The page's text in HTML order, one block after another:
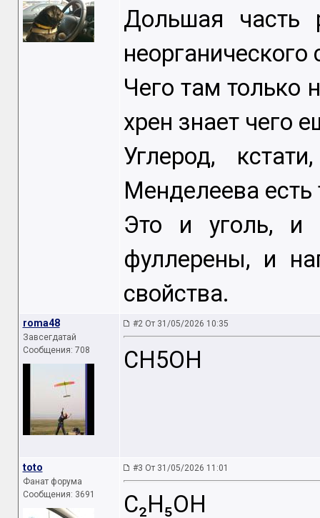
Дольшая часть
неорганического
Чего там только
хрен знает чего
Углерод,
Менделеева есть
Это и уголь, и
фуллерены, и
свойства.
roma48
Завсегдатай
Сообщения: 708
#2 От 31/05/2026 10:35
СН5ОН
toto
Фанат форума
Сообщения: 3691
#3 От 31/05/2026 11:01
C₂H₅OH